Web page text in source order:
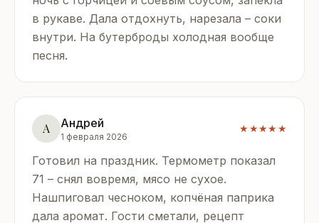
в рукаве. Дала отдохнуть, нарезала – соки
внутри. На бутерброды холодная вообще
песня.
А Андрей
1 февраля 2026
★★★★★
Готовил на праздник. Термометр показал
71 – снял вовремя, мясо не сухое.
Нашпиговал чесноком, копчёная паприка
дала аромат. Гости сметали, рецепт